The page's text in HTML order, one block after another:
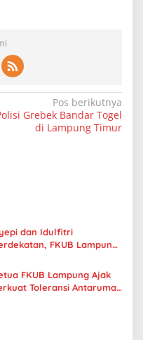
Pos berikutnya
Grebek Bandar Togel
di Lampung Timur
dan Idulfitri
FKUB Lampung
FKUB Lampung Ajak
Toleransi Antarumat